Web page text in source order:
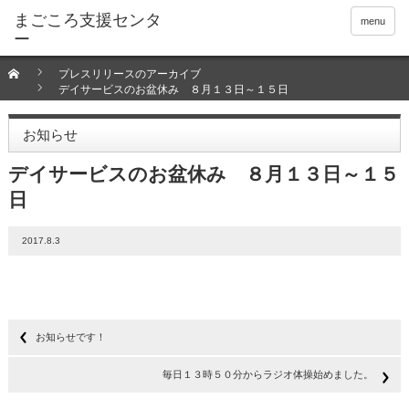
menu
プレスリリースのアーカイブ
デイサービスのお盆休み ８月１３日～１５日
お知らせ
デイサービスのお盆休み ８月１３日～１５
日
2017.8.3
お知らせです！
毎日１３時５０分からラジオ体操始めました。